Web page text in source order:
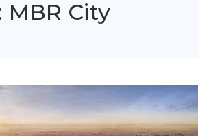
MBR City